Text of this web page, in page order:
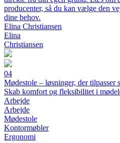
producenter, så du kan vælge den
dine behov.
Elina Christiansen
Elina
Christiansen
04
Mødestole – løsninger, der tilpasser
Skab komfort og fleksibilitet i
Arbejde
Arbejde
Mødestole
Kontormøbler
Ergonomi